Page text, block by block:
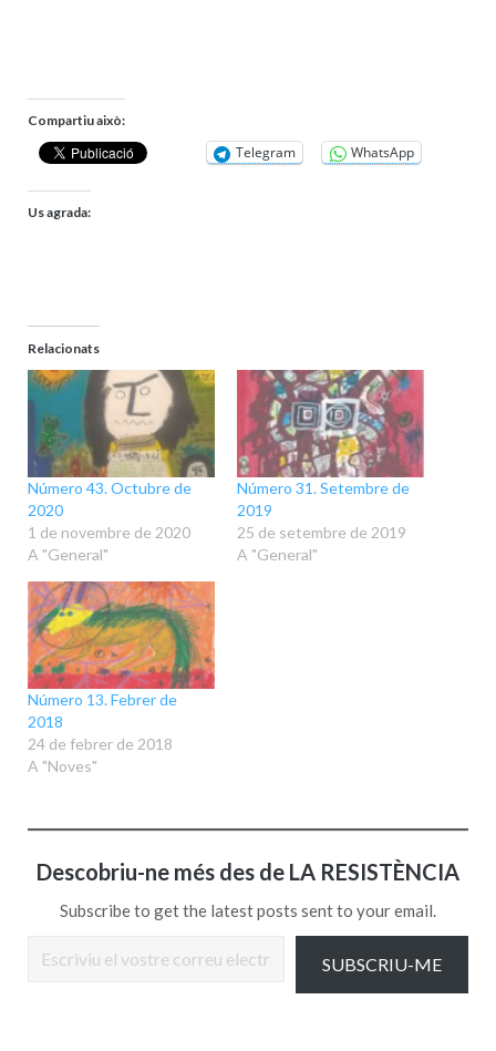
Compartiu això:
Telegram WhatsApp
Us agrada:
Relacionats
Número 43. Octubre de
2020
1 de novembre de 2020
A "General"
Número 31. Setembre de
2019
25 de setembre de 2019
A "General"
Número 13. Febrer de
2018
24 de febrer de 2018
A "Noves"
Descobriu-ne més des de LA RESISTÈNCIA
Subscribe to get the latest posts sent to your email.
SUBSCRIU-ME